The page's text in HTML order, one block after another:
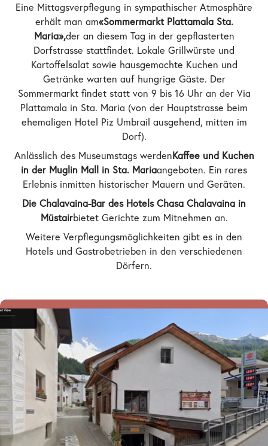
Eine Mittagsverpflegung in sympathischer Atmosphäre
erhält man am«Sommermarkt Plattamala Sta.
Maria»,der an diesem Tag in der gepflasterten
Dorfstrasse stattfindet. Lokale Grillwürste und
Kartoffelsalat sowie hausgemachte Kuchen und
Getränke warten auf hungrige Gäste. Der
Sommermarkt findet statt von 9 bis 16 Uhr an der Via
Plattamala in Sta. Maria (von der Hauptstrasse beim
ehemaligen Hotel Piz Umbrail ausgehend, mitten im
Dorf).
Anlässlich des Museumstags werdenKaffee und Kuchen
in der Muglin Mall in Sta. Mariaangeboten. Ein rares
Erlebnis inmitten historischer Mauern und Geräten.
Die Chalavaina-Bar des Hotels Chasa Chalavaina in
Müstairbietet Gerichte zum Mitnehmen an.
Weitere Verpflegungsmöglichkeiten gibt es in den
Hotels und Gastrobetrieben in den verschiedenen
Dörfern.